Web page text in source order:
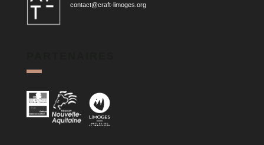
contact@craft-limoges.org